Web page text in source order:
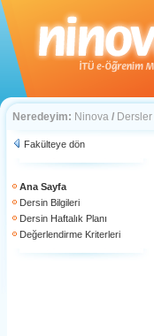
Neredeyim: Ninova / Dersler
Fakülteye dön
Ana Sayfa
Dersin Bilgileri
Dersin Haftalık Planı
Değerlendirme Kriterleri